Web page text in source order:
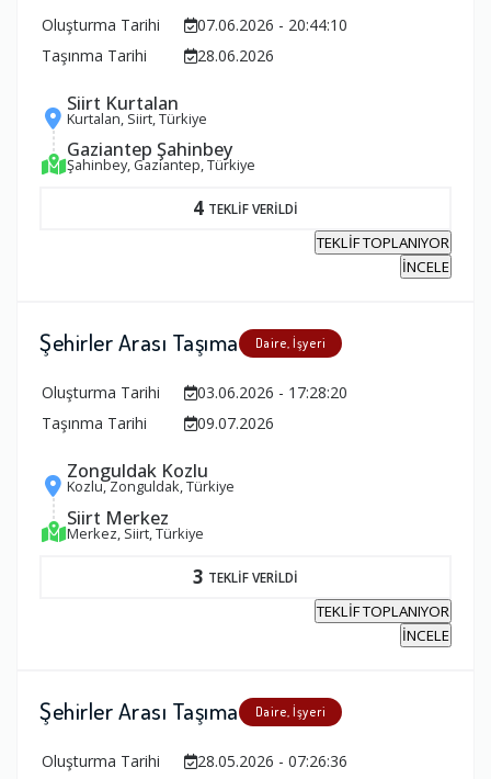
Oluşturma Tarihi
07.06.2026 - 20:44:10
Taşınma Tarihi
28.06.2026
Siirt Kurtalan
Kurtalan, Siirt, Türkiye
Gaziantep Şahinbey
Şahinbey, Gaziantep, Türkiye
4 TEKLİF VERİLDİ
TEKLİF TOPLANIYOR
İNCELE
Şehirler Arası Taşıma Daire, İşyeri
Oluşturma Tarihi
03.06.2026 - 17:28:20
Taşınma Tarihi
09.07.2026
Zonguldak Kozlu
Kozlu, Zonguldak, Türkiye
Siirt Merkez
Merkez, Siirt, Türkiye
3 TEKLİF VERİLDİ
TEKLİF TOPLANIYOR
İNCELE
Şehirler Arası Taşıma Daire, İşyeri
Oluşturma Tarihi
28.05.2026 - 07:26:36